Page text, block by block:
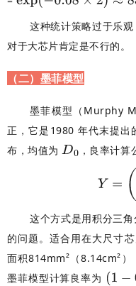
这种统计策略过于乐
对于大芯片肯定是不行的。
（二）墨菲模型
墨菲模型（Murphy
正，它是 1980 年代末提出
布，均值为
，良率计算
这个方式是用积分三
的问题。适合用在大尺寸
面积814mm²（8.14cm²
墨菲模型计算良率为